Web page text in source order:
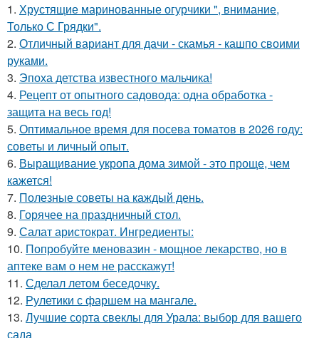
1. Хрустящие маринованные огурчики ", внимание,
Только С Грядки".
2. Отличный вариант для дачи - скамья - кашпо своими
руками.
3. Эпоха детства известного мальчика!
4. Рецепт от опытного садовода: одна обработка -
защита на весь год!
5. Оптимальное время для посева томатов в 2026 году:
советы и личный опыт.
6. Выращивание укропа дома зимой - это проще, чем
кажется!
7. Полезные советы на каждый день.
8. Горячее на праздничный стол.
9. Салат аристократ. Ингредиенты:
10. Попробуйте меновазин - мощное лекарство, но в
аптеке вам о нем не расскажут!
11. Сделал летом беседочку.
12. Рулетики с фаршем на мангале.
13. Лучшие сорта свеклы для Урала: выбор для вашего
сада